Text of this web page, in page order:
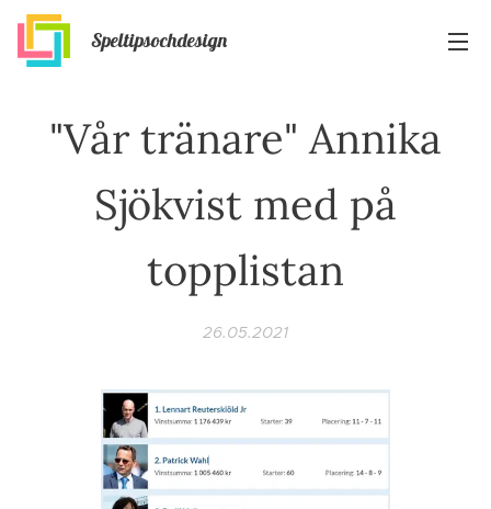
Speltipsochdesign
"Vår tränare" Annika
Sjökvist med på
topplistan
26.05.2021